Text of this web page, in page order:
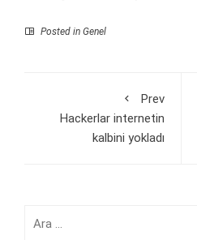
Posted in Genel
Prev
Hackerlar internetin
kalbini yokladı